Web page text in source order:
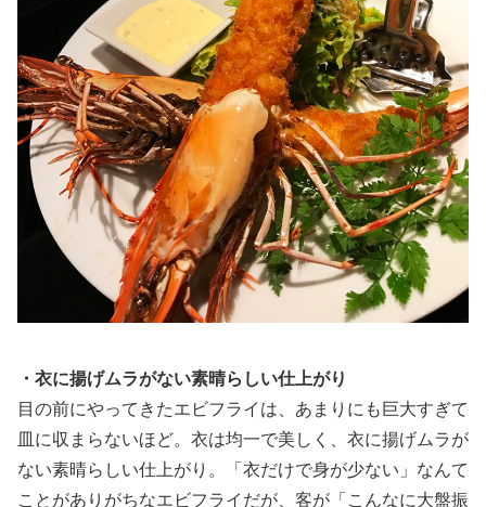
・衣に揚げムラがない素晴らしい仕上がり
目の前にやってきたエビフライは、あまりにも巨大すぎて
皿に収まらないほど。衣は均一で美しく、衣に揚げムラが
ない素晴らしい仕上がり。「衣だけで身が少ない」なんて
ことがありがちなエビフライだが、客が「こんなに大盤振